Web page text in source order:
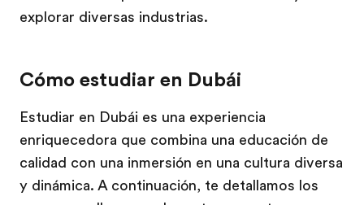
explorar diversas industrias.
Cómo estudiar en Dubái
Estudiar en Dubái es una experiencia
enriquecedora que combina una educación de
calidad con una inmersión en una cultura diversa
y dinámica. A continuación, te detallamos los